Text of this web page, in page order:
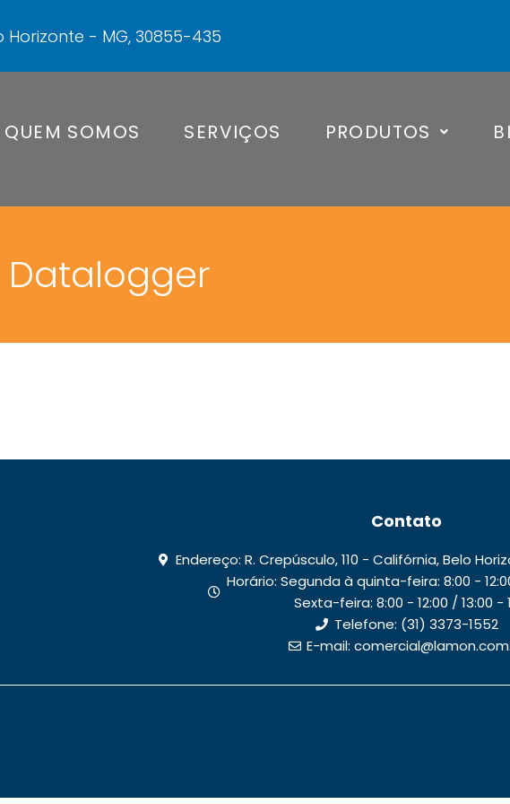
Horizonte - MG, 30855-435
QUEM SOMOS SERVIÇOS PRODUTOS
Datalogger
Contato
Endereço: R. Crepúsculo, 110 - Califórnia, Belo
Horário: Segunda à quinta-feira: 8:00 -
Sexta-feira: 8:00 - 12:00 / 13:00 -
Telefone: (31) 3373-1552
E-mail: